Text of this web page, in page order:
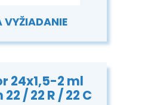
VYŽIADANIE
24x1,5-2 ml
/ 22 R / 22 C